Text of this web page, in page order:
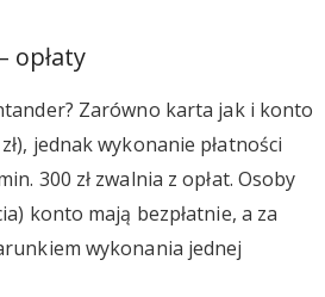
opłaty
Zarówno karta jak i konto
jednak wykonanie płatności
300 zł zwalnia z opłat. Osoby
konto mają bezpłatnie, a za
wykonania jednej